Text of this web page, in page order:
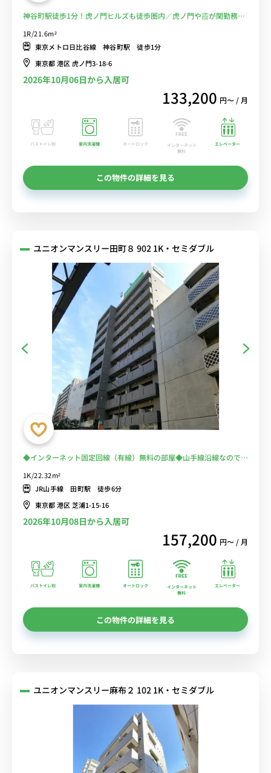
神谷町駅徒歩1分！虎ノ門ヒルズも徒歩圏内／虎ノ門や霞が関勤務に
1R/21.6m²
東京メトロ日比谷線 神谷町駅 徒歩1分
東京都 港区 虎ノ門3-18-6
2026年10月06日から入居可
133,200 円〜 / 月
バストイレ別 室内洗濯機 オートロック
インターネット
無料
エレベーター
この物件の詳細を見る
ユニオンマンスリー田町８ 902 1K・セミダブル
◆インターネット固定回線（有線）無料の部屋◆山手線沿線なので、
♪
1K/22.32m²
JR山手線 田町駅 徒歩6分
東京都 港区 芝浦1-15-16
2026年10月08日から入居可
157,200 円〜 / 月
バストイレ別 室内洗濯機 オートロック
インターネット
無料
エレベーター
この物件の詳細を見る
ユニオンマンスリー麻布２ 102 1K・セミダブル